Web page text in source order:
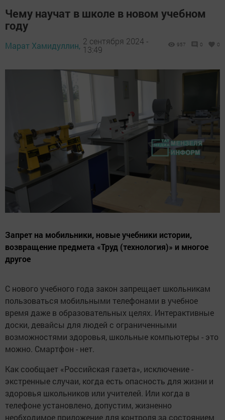
Чему научат в школе в новом учебном
году
Марат Хамидуллин, 2 сентября 2024 -
13:49
957 0 0
Запрет на мобильники, новые учебники истории,
возвращение предмета «Труд (технология)» и многое
другое
С нового учебного года закон запрещает школьникам
пользоваться мобильными телефонами в учебное
время даже в образовательных целях. Интерактивные
доски, девайсы для людей с ограниченными
возможностями здоровья, школьные компьютеры - это
можно. Смартфон - нет.
Как сообщает «Российская газета», исключение -
экстренные случаи, когда есть опасность для жизни и
здоровья школьников или учителей. Или когда в
телефоне установлено, допустим, жизненно
необходимое приложение для контроля за состоянием